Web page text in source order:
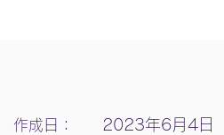
2023年6月4日
作成日：